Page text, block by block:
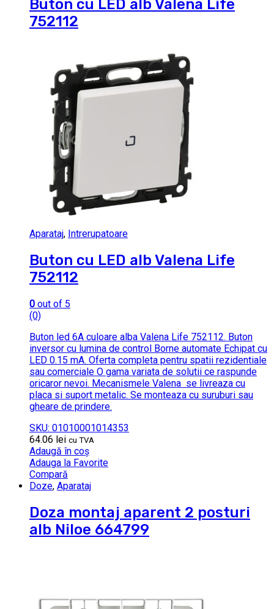
Buton cu LED alb Valena Life
752112
Aparataj, Intrerupatoare
Buton cu LED alb Valena Life
752112
0 out of 5
(0)
Buton led 6A culoare alba Valena Life 752112. Buton
inversor cu lumina de control Borne automate Echipat cu
LED 0.15 mA. Oferta completa pentru spatii rezidentiale
sau comerciale O gama variata de solutii ce raspunde
oricaror nevoi. Mecanismele Valena se livreaza cu
placa si suport metalic. Se monteaza cu suruburi sau
gheare de prindere.
SKU: 01010001014353
64.06 lei cu TVA
Adaugă în coș
Adauga la Favorite
Compară
Doze, Aparataj
Doza montaj aparent 2 posturi
alb Niloe 664799